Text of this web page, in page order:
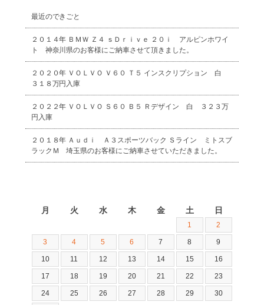
最近のできごと
２０１４年 ＢＭＷ Ｚ４ ｓＤｒｉｖｅ ２０ｉ アルピンホワイ
ト 神奈川県のお客様にご納車させて頂きました。
２０２０年 ＶＯＬＶＯ Ｖ６０ Ｔ５ インスクリプション 白
３１８万円入庫
２０２２年 ＶＯＬＶＯ Ｓ６０ Ｂ５ Ｒデザイン 白 ３２３万
円入庫
２０１８年 Ａｕｄｉ Ａ３スポーツバック Ｓライン ミトスブ
ラックＭ 埼玉県のお客様にご納車させていただきました。
月 火 水 木 金 土 日
1 2
3 4 5 6 7 8 9
10 11 12 13 14 15 16
17 18 19 20 21 22 23
24 25 26 27 28 29 30